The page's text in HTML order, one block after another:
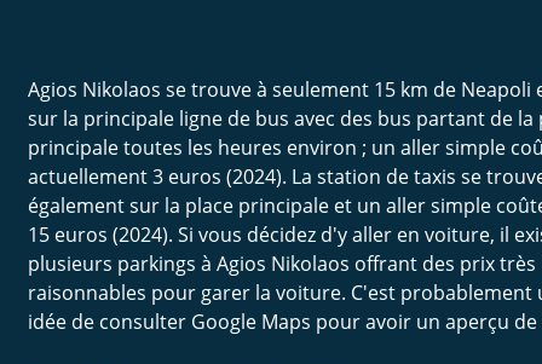
Agios Nikolaos se trouve à seulement 15 km de
sur la principale ligne de bus avec des bus partant de
principale toutes les heures environ ; un aller simple
actuellement 3 euros (2024). La station de taxis se
également sur la place principale et un aller simple
15 euros (2024). Si vous décidez d'y aller en voiture, il
plusieurs parkings à Agios Nikolaos offrant des prix très
raisonnables pour garer la voiture. C'est
idée de consulter Google Maps pour avoir un aperçu de